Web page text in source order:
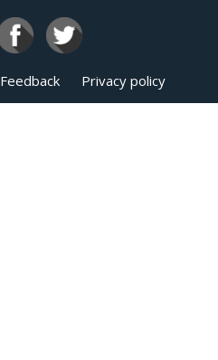
Feedback Privacy policy